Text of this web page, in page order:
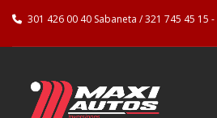
301 426 00 40 Sabaneta / 321 745 45 15